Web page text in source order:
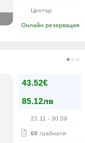
Център
Онлайн резервация
43.52€
85.12лв
21.11 - 30.09
60 грабнати